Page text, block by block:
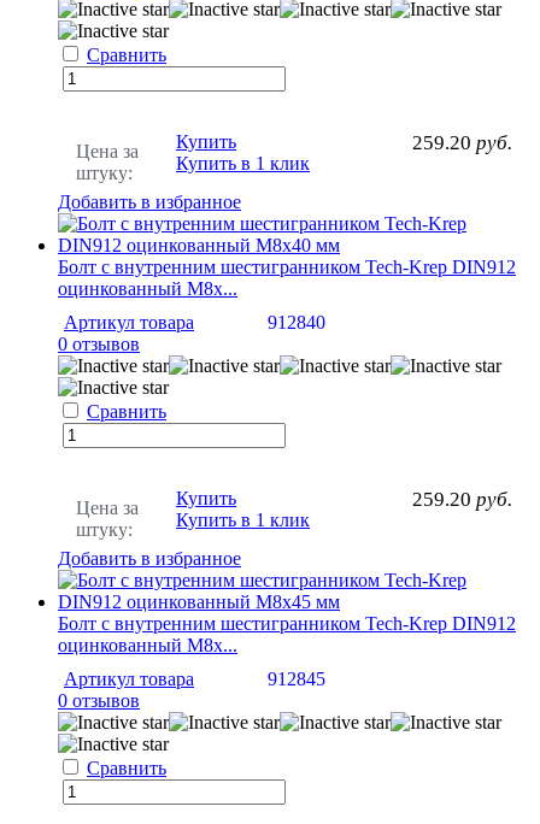
Сравнить
Цена за
штуку:
259.20 руб.
Купить
Купить в 1 клик
Добавить в избранное
Болт с внутренним шестигранником Tech-Krep DIN912
оцинкованный М8х...
Артикул товара
912840
0 отзывов
Сравнить
Цена за
штуку:
259.20 руб.
Купить
Купить в 1 клик
Добавить в избранное
Болт с внутренним шестигранником Tech-Krep DIN912
оцинкованный М8х...
Артикул товара
912845
0 отзывов
Сравнить